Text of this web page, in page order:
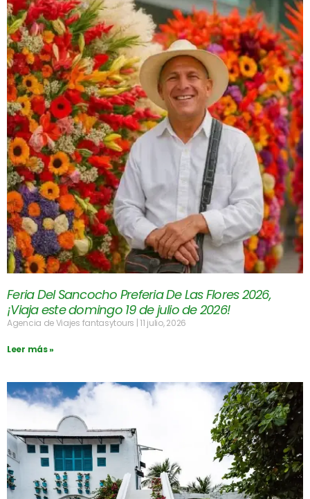
Feria Del Sancocho Preferia De Las Flores 2026,
¡Viaja este domingo 19 de julio de 2026!
Agencia de Viajes fantasytours 11 julio, 2026
Leer más »